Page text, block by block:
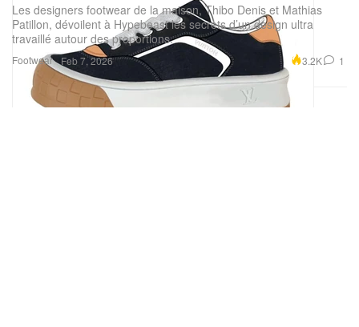
Footwear
Les designers footwear de la maison, Thibo Denis et Mathias
Patillon, dévoilent à Hypebeast les secrets d’un design ultra
travaillé autour des proportions.
Feb 7, 2026 3.2K 1